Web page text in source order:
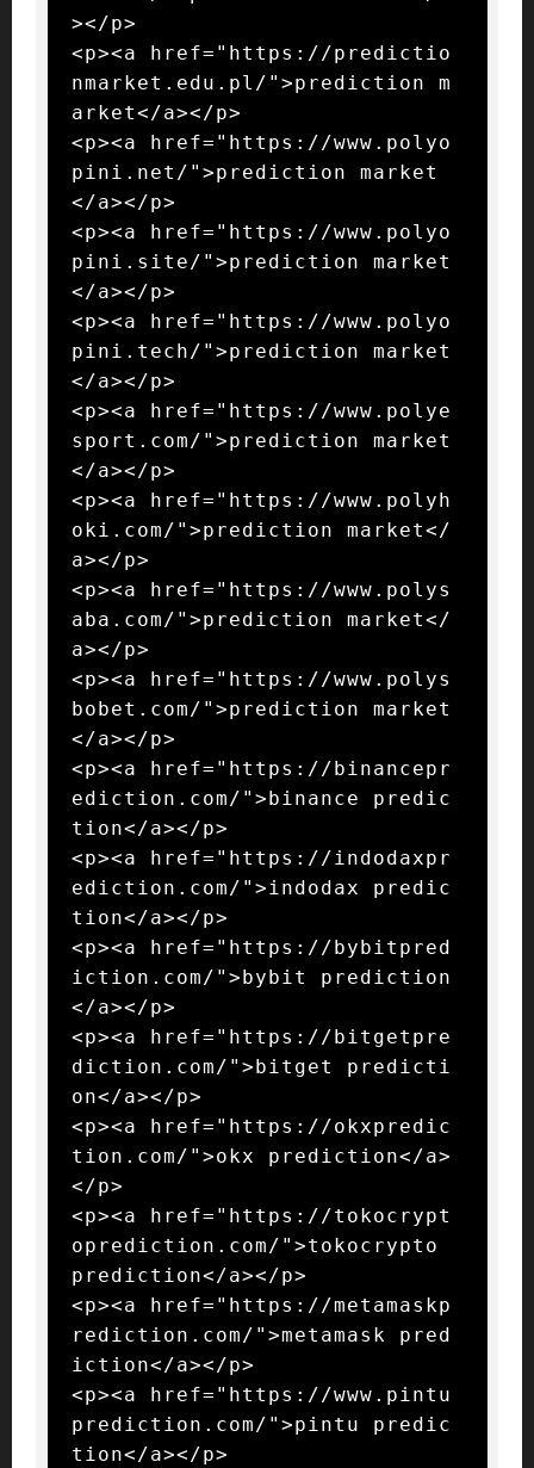
></p>
<p><a href="https://predictio
nmarket.edu.pl/">prediction m
arket</a></p>
<p><a href="https://www.polyo
pini.net/">prediction market
</a></p>
<p><a href="https://www.polyo
pini.site/">prediction market
</a></p>
<p><a href="https://www.polyo
pini.tech/">prediction market
</a></p>
<p><a href="https://www.polye
sport.com/">prediction market
</a></p>
<p><a href="https://www.polyh
oki.com/">prediction market</
a></p>
<p><a href="https://www.polys
aba.com/">prediction market</
a></p>
<p><a href="https://www.polys
bobet.com/">prediction market
</a></p>
<p><a href="https://binancepr
ediction.com/">binance predic
tion</a></p>
<p><a href="https://indodaxpr
ediction.com/">indodax predic
tion</a></p>
<p><a href="https://bybitpred
iction.com/">bybit prediction
</a></p>
<p><a href="https://bitgetpre
diction.com/">bitget predicti
on</a></p>
<p><a href="https://okxpredic
tion.com/">okx prediction</a>
</p>
<p><a href="https://tokocrypt
oprediction.com/">tokocrypto
prediction</a></p>
<p><a href="https://metamaskp
rediction.com/">metamask pred
iction</a></p>
<p><a href="https://www.pintu
prediction.com/">pintu predic
tion</a></p>